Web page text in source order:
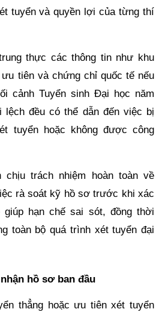
tuyển và quyền lợi của từng thí
thực các thông tin như khu
tiên và chứng chỉ quốc tế nếu
cảnh Tuyển sinh Đại học năm
lệch đều có thể dẫn đến việc bị
tuyển hoặc không được công
trách nhiệm hoàn toàn về
rà soát kỹ hồ sơ trước khi xác
giúp hạn chế sai sót, đồng thời
toàn bộ quá trình xét tuyển đại
hồ sơ ban đầu
thẳng hoặc ưu tiên xét tuyển